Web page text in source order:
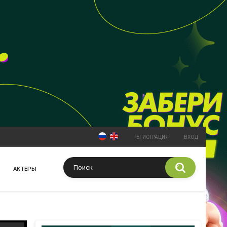
РЕГИСТРАЦИЯ ВХОД
АКТЕРЫ